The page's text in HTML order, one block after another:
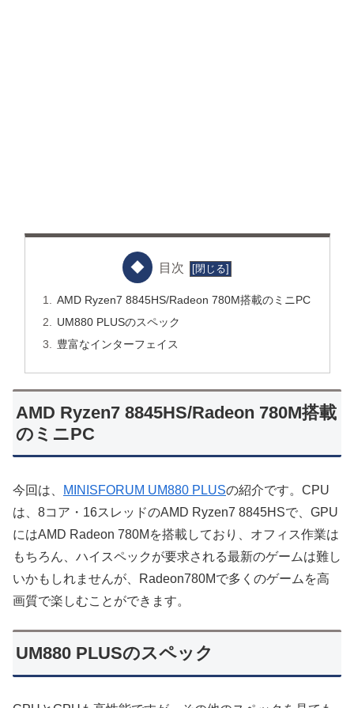
目次
AMD Ryzen7 8845HS/Radeon 780M搭載のミニPC
UM880 PLUSのスペック
豊富なインターフェイス
AMD Ryzen7 8845HS/Radeon 780M搭載
のミニPC
今回は、 MINISFORUM UM880 PLUSの紹介です。CPU
は、8コア・16スレッドのAMD Ryzen7 8845HSで、GPU
にはAMD Radeon 780Mを搭載しており、オフィス作業は
もちろん、ハイスペックが要求される最新のゲームは難し
いかもしれませんが、Radeon780Mで多くのゲームを高
画質で楽しむことができます。
UM880 PLUSのスペック